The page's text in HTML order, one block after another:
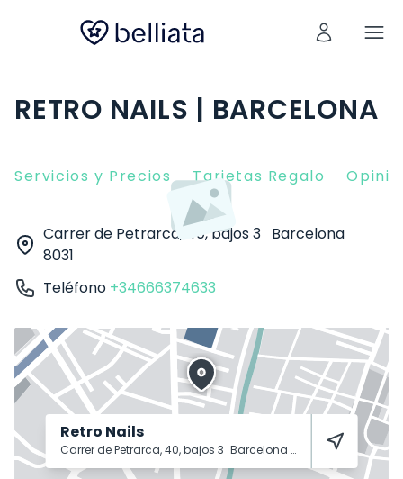
RETRO NAILS | BARCELONA
Servicios y Precios Tarjetas Regalo
Carrer de Petrarca, 40, bajos 3 Barcelona
8031
Teléfono +34666374633
Retro Nails
Carrer de Petrarca, 40, bajos 3 Barcelona 8031